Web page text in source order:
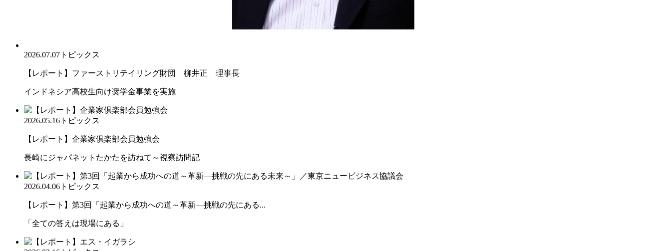
2026.07.07 トピックス
【レポート】ファーストリテイリング財団 柳井正 理事長
インドネシア高校生向け奨学金事業を実施
2026.05.16 トピックス
【レポート】企業家倶楽部会員勉強会
長崎にジャパネットたかたを訪ねて～視察訪問記
2026.04.06 トピックス
【レポート】第3回「起業から成功への道～革新―挑戦の先にある...
「全ての答えは現場にある」